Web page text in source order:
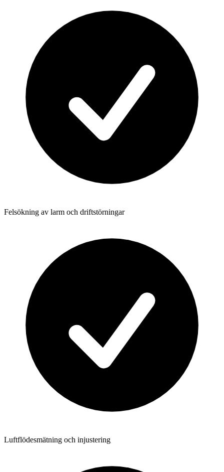
Felsökning av larm och driftstörningar
Luftflödesmätning och injustering